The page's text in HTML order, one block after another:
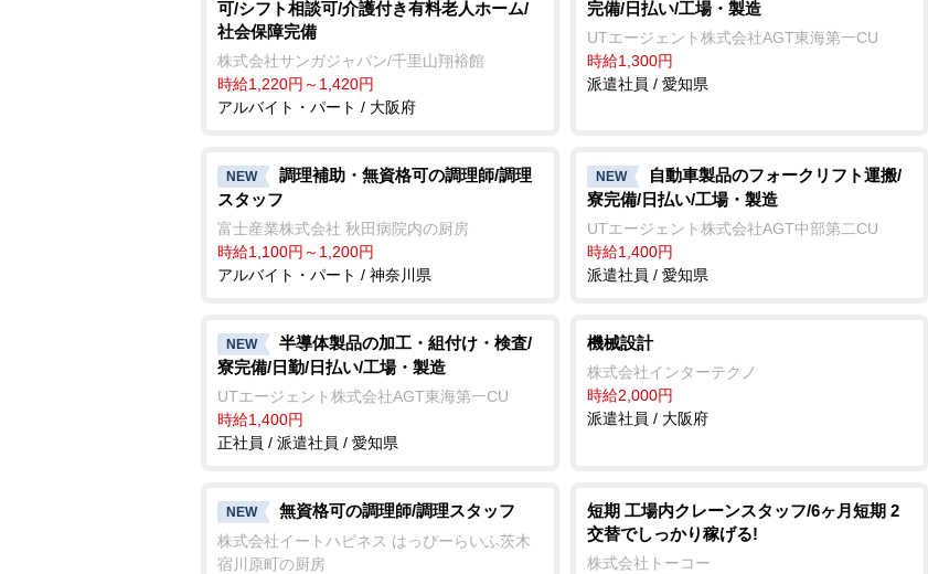
可/シフト相談可/介護付き有料老人ホーム/
社会保障完備
株式会社サンガジャパン/千里山翔裕館
時給1,220円～1,420円
アルバイト・パート / 大阪府
完備/日払い/工場・製造
UTエージェント株式会社AGT東海第一CU
時給1,300円
派遣社員 / 愛知県
NEW
調理補助・無資格可の調理師/調理
スタッフ
富士産業株式会社 秋田病院内の厨房
時給1,100円～1,200円
アルバイト・パート / 神奈川県
NEW
自動車製品のフォークリフト運搬/
寮完備/日払い/工場・製造
UTエージェント株式会社AGT中部第二CU
時給1,400円
派遣社員 / 愛知県
NEW
半導体製品の加工・組付け・検査/
寮完備/日勤/日払い/工場・製造
UTエージェント株式会社AGT東海第一CU
時給1,400円
正社員 / 派遣社員 / 愛知県
機械設計
株式会社インターテクノ
時給2,000円
派遣社員 / 大阪府
NEW 無資格可の調理師/調理スタッフ
株式会社イートハピネス はっぴーらいふ茨木
宿川原町の厨房
短期 工場内クレーンスタッフ/6ヶ月短期 2
交替でしっかり稼げる!
株式会社トーコー